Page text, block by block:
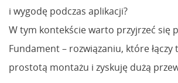
i wygodę podczas aplikacji?
W tym kontekście warto przyjrzeć się
Fundament – rozwiązaniu, które łączy
prostotą montażu i zyskuję dużą